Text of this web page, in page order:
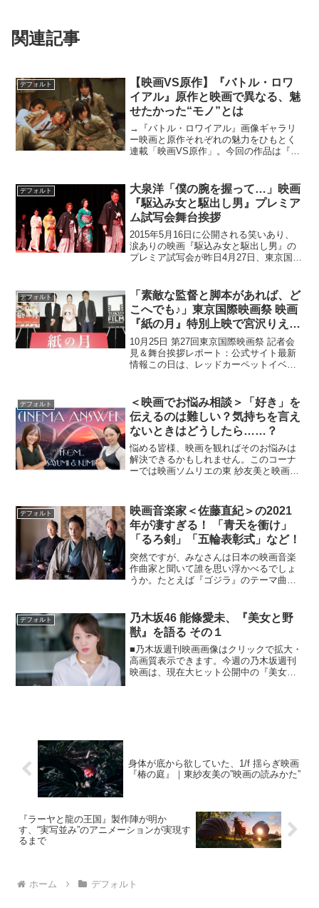
関連記事
デフォルト
【映画VS原作】『バトル・ロワ
イアル』原作と映画で異なる、魅
せたかった“モノ”とは
→『バトル・ロワイアル』画像ギャラリ
ー映画と原作それぞれの魅力をひもとく
連載「映画VS原作」。今回の作品は『バ
なるまで殺し合いをしろと言われる」と
いうショッキングなスト...
デフォルト
大泉洋「僕の腕を握って…」映画
『駆込み女と駆出し男』プレミア
ム試写会舞台挨拶
2015年5月16日に公開される笑いあり、
涙ありの映画『駆込み女と駆出し男』の
プレミア試写会が昨日4月27日、東京国際
びに原田眞人監督が登壇しました。大泉
洋＆戸田恵梨...
デフォルト
「素敵な監督と脚本があれば、ど
こへでも♪」東京国際映画祭 映画
『紙の月』特別上映で宮沢りえさ
ん舞台挨拶！
10月25日 第27回東京国際映画祭 記者会
見＆舞台挨拶レポート：公式サイト最新
情報この日は、レッドカーペットイベン
沢さんも「たくさんの海外メディアにも
注目されて興奮し...
デフォルト
＜映画でお悩み相談＞「好き」を
伝えるのは難しい？気持ちを言え
ないときはどうしたら……？
悩める皆様、映画を観ればそのお悩みは
解決できるかもしれません。このコーナ
ーでは映画ソムリエの東 紗友美と映画好
ら、同時に厳選した“人生に効く映画”も処
方するという、一粒...
デフォルト
映画音楽家＜佐藤直紀＞の2021
年が凄すぎる！ 「青天を衝け」
「るろ剣」「五輪表彰式」など！
突然ですが、みなさんは日本の映画音楽
作曲家と聞いて誰を思い浮かべるでしょ
うか。たとえば『ゴジラ』のテーマ曲を
グで知られる冨田勲さん、宮崎駿作品に
は欠かせない久石譲さんな...
デフォルト
乃木坂46 能條愛未、『美女と野
獣』を語る その１
■乃木坂週刊映画画像はクリックで拡大・
高画質表示できます。今週の乃木坂週刊
映画は、現在大ヒット公開中の『美女と
身体が底から欲していた、1/f 揺らぎ映画
『椿の庭』｜東紗友美の”映画の読みかた”
『ラーヤと龍の王国』製作陣が明か
す、“実写並み”のアニメーションが実現す
るまで
ホーム デフォルト